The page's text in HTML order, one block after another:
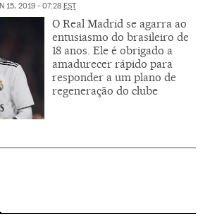
15, 2019 - 07:28 EST
O Real Madrid se agarra ao
entusiasmo do brasileiro de
18 anos. Ele é obrigado a
amadurecer rápido para
responder a um plano de
regeneração do clube